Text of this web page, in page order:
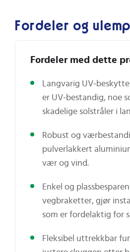
Fordeler og
Fordeler med dette
Langvarig
er UV‑bestandig, noe
skadelige solstråler i
Robust og
pulverlakkert
vær og vind.
Enkel og
vegbraketter, gjør
som er fordelaktig for
Fleksibel uttrekkbar